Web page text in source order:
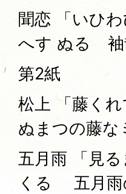
聞恋 「いひ
へす ぬるゝ袖
第2紙
松上 「藤く
ぬまつの藤な
五月雨 「見
くるゝ 五月